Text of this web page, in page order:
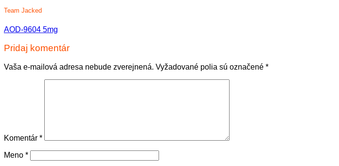
Team Jacked
AOD-9604 5mg
Pridaj komentár
Vaša e-mailová adresa nebude zverejnená. Vyžadované polia sú označené *
Komentár *
Meno *